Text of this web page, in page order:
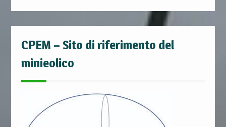
CPEM – Sito di riferimento del
minieolico